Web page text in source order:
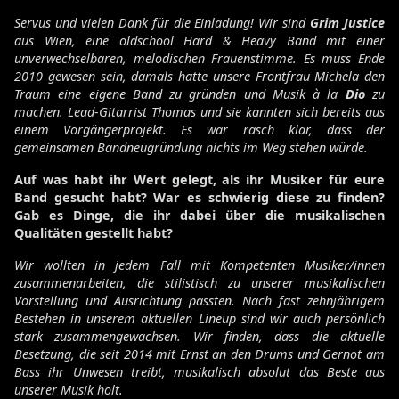
Servus und vielen Dank für die Einladung! Wir sind Grim Justice
aus Wien, eine oldschool Hard & Heavy Band mit einer
unverwechselbaren, melodischen Frauenstimme. Es muss Ende
2010 gewesen sein, damals hatte unsere Frontfrau Michela den
Traum eine eigene Band zu gründen und Musik à la Diozu
machen. Lead-Gitarrist Thomas und sie kannten sich bereits aus
einem Vorgängerprojekt. Es war rasch klar, dass der
gemeinsamen Bandneugründung nichts im Weg stehen würde.
Auf was habt ihr Wert gelegt, als ihr Musiker für eure
Band gesucht habt? War es schwierig diese zu finden?
Gab es Dinge, die ihr dabei über die musikalischen
Qualitäten gestellt habt?
Wir wollten in jedem Fall mit Kompetenten Musiker/innen
zusammenarbeiten, die stilistisch zu unserer musikalischen
Vorstellung und Ausrichtung passten. Nach fast zehnjährigem
Bestehen in unserem aktuellen Lineup sind wir auch persönlich
stark zusammengewachsen. Wir finden, dass die aktuelle
Besetzung, die seit 2014 mit Ernst an den Drums und Gernot am
Bass ihr Unwesen treibt, musikalisch absolut das Beste aus
unserer Musik holt.